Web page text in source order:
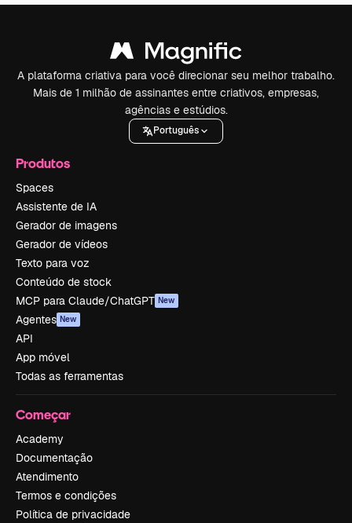
A plataforma criativa para você direcionar seu melhor trabalho.
Mais de 1 milhão de assinantes entre criativos, empresas,
agências e estúdios.
Português
Produtos
Spaces
Assistente de IA
Gerador de imagens
Gerador de vídeos
Texto para voz
Conteúdo de stock
MCP para Claude/ChatGPT New
Agentes New
API
App móvel
Todas as ferramentas
Começar
Academy
Documentação
Atendimento
Termos e condições
Política de privacidade